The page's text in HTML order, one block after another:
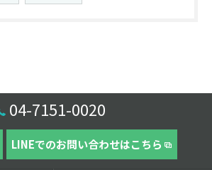
04-7151-0020
LINEでのお問い合わせはこちら